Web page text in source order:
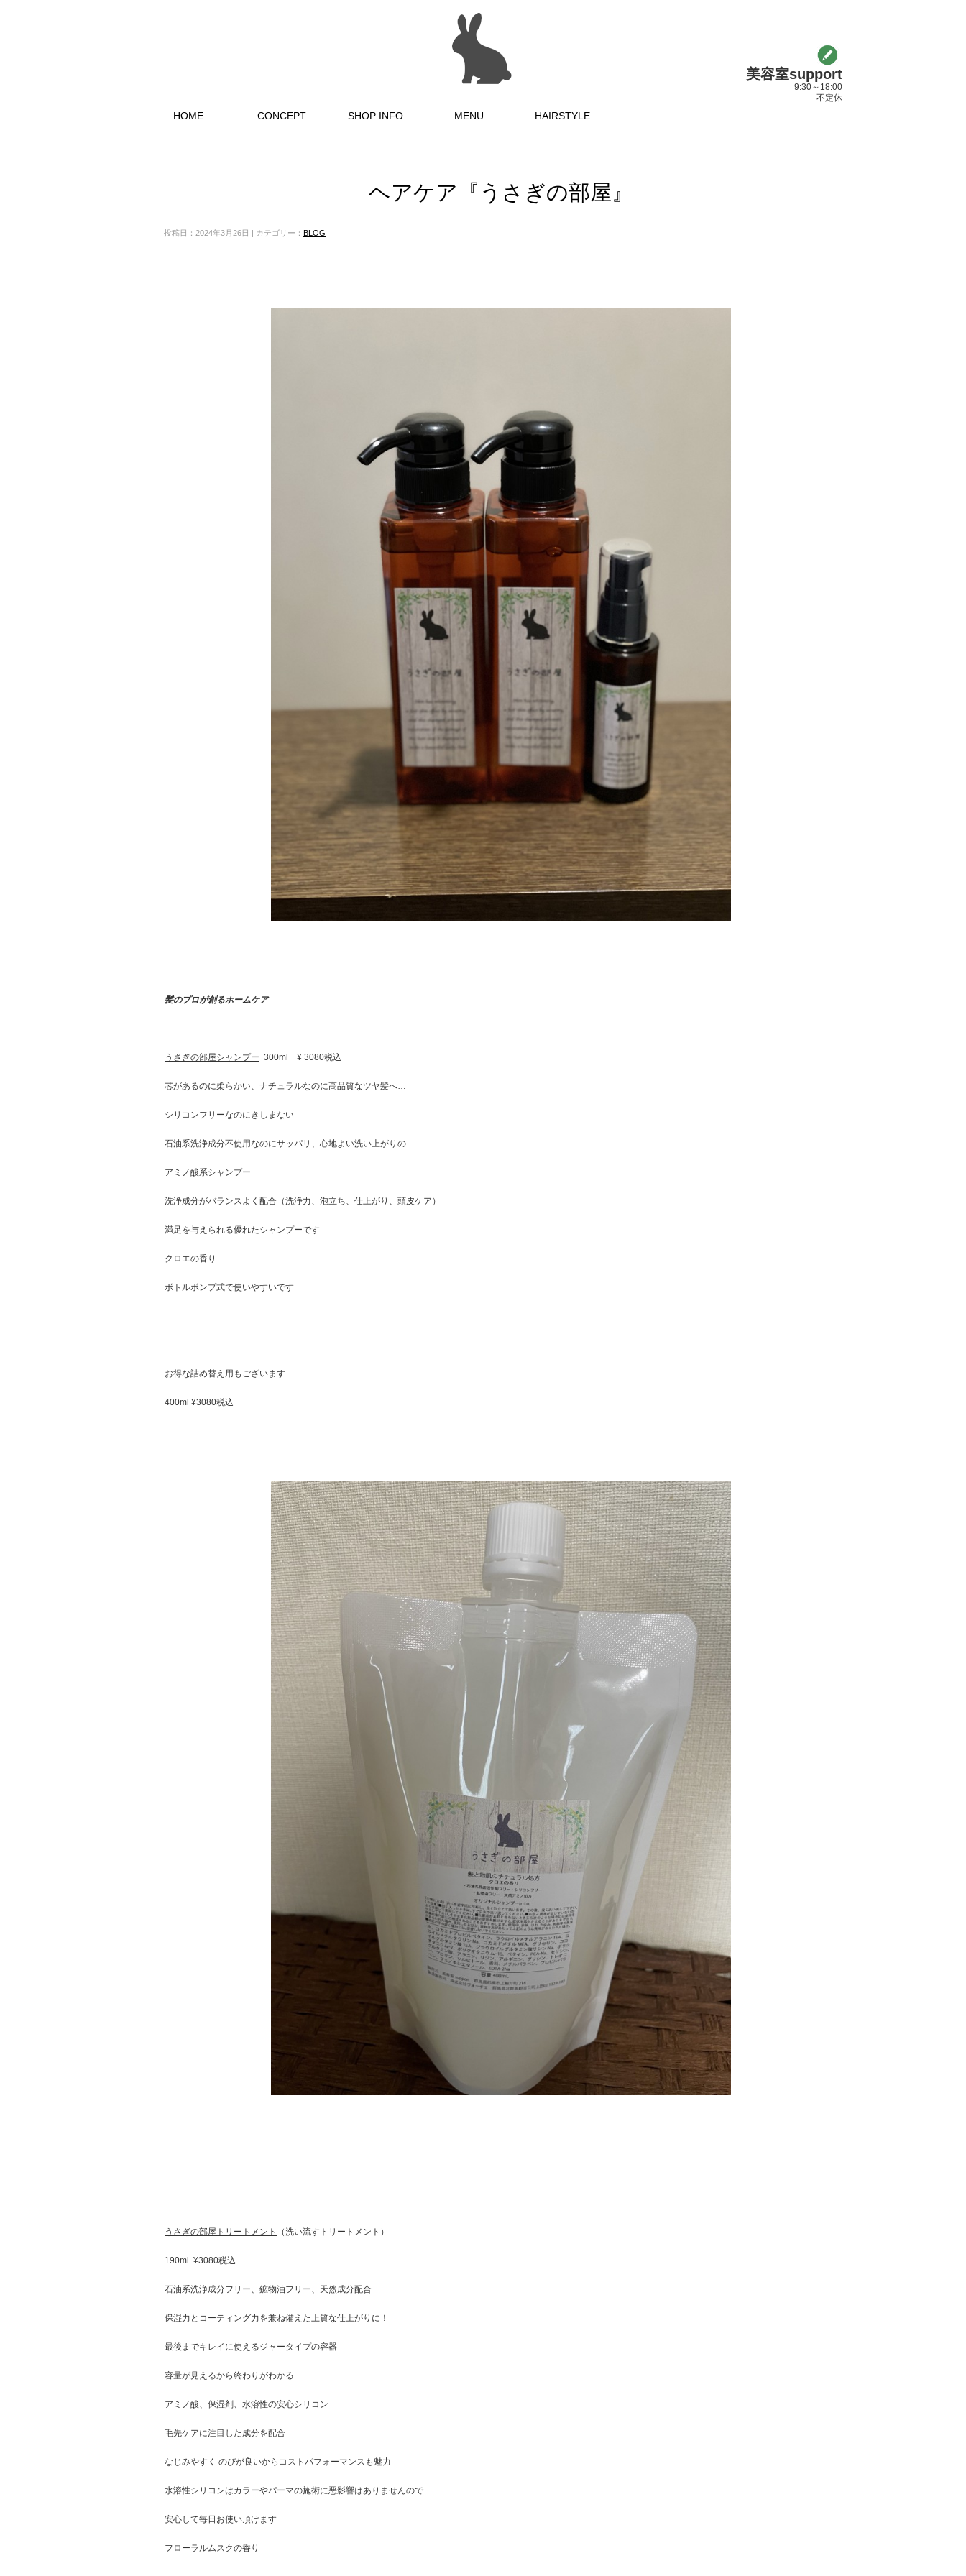
HOME CONCEPT SHOP INFO MENU HAIRSTYLE
美容室support
9:30～18:00
不定休
ヘアケア『うさぎの部屋』
投稿日：2024年3月26日 | カテゴリー： BLOG
髪のプロが創るホームケア
うさぎの部屋シャンプー 300ml ¥ 3080税込
芯があるのに柔らかい、ナチュラルなのに高品質なツヤ髪へ…
シリコンフリーなのにきしまない
石油系洗浄成分不使用なのにサッパリ、心地よい洗い上がりの
アミノ酸系シャンプー
洗浄成分がバランスよく配合（洗浄力、泡立ち、仕上がり、頭皮ケア）
満足を与えられる優れたシャンプーです
クロエの香り
ボトルポンプ式で使いやすいです
お得な詰め替え用もございます
400ml ¥3080税込
うさぎの部屋トリートメント （洗い流すトリートメント）
190ml ¥3080税込
石油系洗浄成分フリー、鉱物油フリー、天然成分配合
保湿力とコーティング力を兼ね備えた上質な仕上がりに！
最後までキレイに使えるジャータイプの容器
容量が見えるから終わりがわかる
アミノ酸、保湿剤、水溶性の安心シリコン
毛先ケアに注目した成分を配合
なじみやすく のびが良いからコストパフォーマンスも魅力
水溶性シリコンはカラーやパーマの施術に悪影響はありませんので
安心して毎日お使い頂けます
フローラルムスクの香り